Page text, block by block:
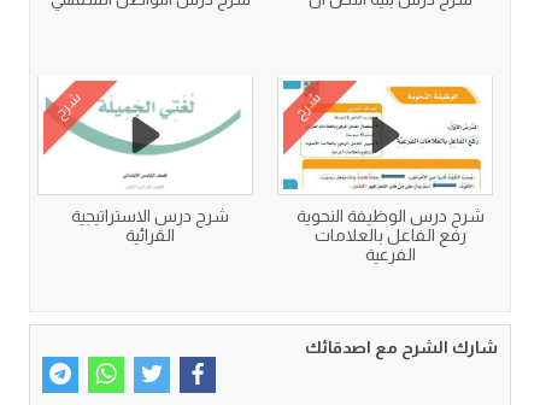
شرح
شرح درس الوظيفة النحوية
رفع الفاعل بالعلامات
الفرعية
شرح
شرح درس الاستراتيجية
القرائية
شارك الشرح مع اصدقائك